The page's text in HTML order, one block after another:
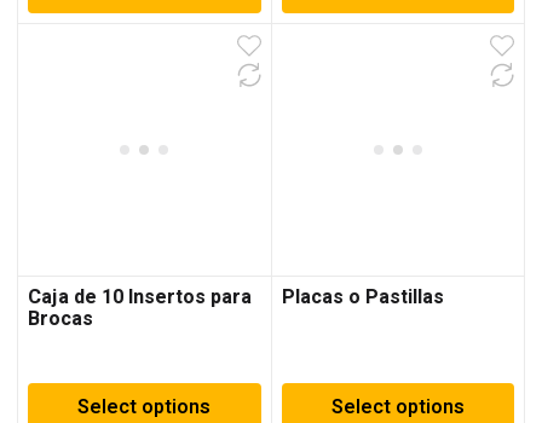
Caja de 10 Insertos para
Brocas
Select options
Placas o Pastillas
Select options